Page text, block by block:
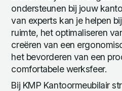
ondersteunen bij jouw
van experts kan je helpen
ruimte, het optimaliseren
creëren van een
het bevorderen van een
comfortabele werksfeer.
Bij KMP Kantoormeubilair